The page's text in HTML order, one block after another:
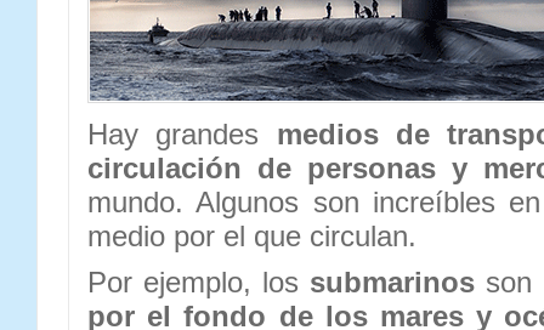
Hay grandes medios de
circulación de personas y
mundo. Algunos son increíbles
medio por el que circulan.
Por ejemplo, los submarinos son
por el fondo de los mares y